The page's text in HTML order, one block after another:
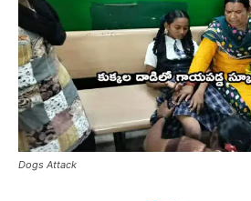
Dogs Attack